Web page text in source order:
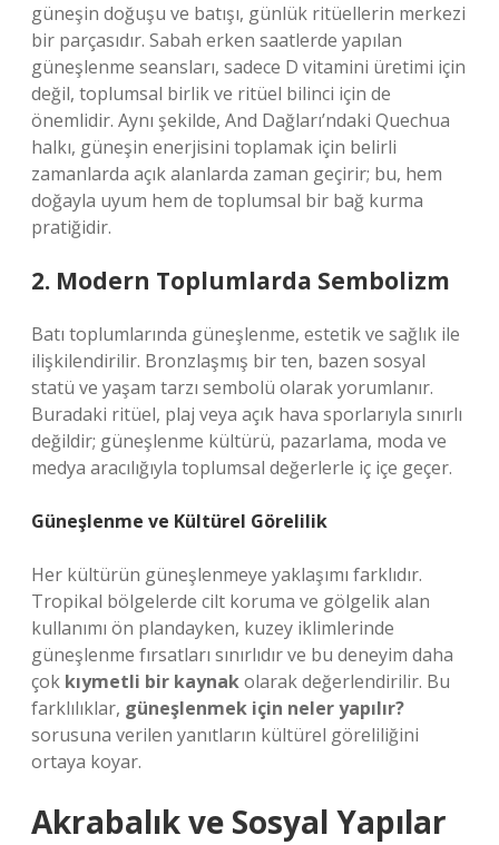
güneşin doğuşu ve batışı, günlük ritüellerin merkezi
bir parçasıdır. Sabah erken saatlerde yapılan
güneşlenme seansları, sadece D vitamini üretimi için
değil, toplumsal birlik ve ritüel bilinci için de
önemlidir. Aynı şekilde, And Dağları’ndaki Quechua
halkı, güneşin enerjisini toplamak için belirli
zamanlarda açık alanlarda zaman geçirir; bu, hem
doğayla uyum hem de toplumsal bir bağ kurma
pratiğidir.
2. Modern Toplumlarda Sembolizm
Batı toplumlarında güneşlenme, estetik ve sağlık ile
ilişkilendirilir. Bronzlaşmış bir ten, bazen sosyal
statü ve yaşam tarzı sembolü olarak yorumlanır.
Buradaki ritüel, plaj veya açık hava sporlarıyla sınırlı
değildir; güneşlenme kültürü, pazarlama, moda ve
medya aracılığıyla toplumsal değerlerle iç içe geçer.
Güneşlenme ve Kültürel Görelilik
Her kültürün güneşlenmeye yaklaşımı farklıdır.
Tropikal bölgelerde cilt koruma ve gölgelik alan
kullanımı ön plandayken, kuzey iklimlerinde
güneşlenme fırsatları sınırlıdır ve bu deneyim daha
çok kıymetli bir kaynakolarak değerlendirilir. Bu
farklılıklar, güneşlenmek için neler yapılır?
sorusuna verilen yanıtların kültürel göreliliğini
ortaya koyar.
Akrabalık ve Sosyal Yapılar